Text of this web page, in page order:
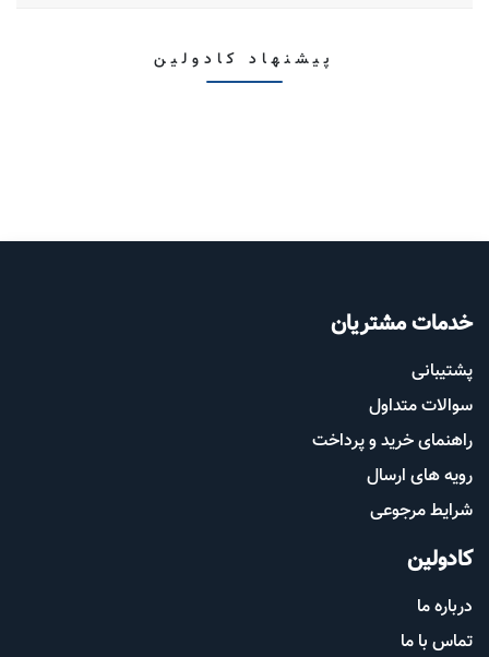
پیشنهاد کادولین
خدمات مشتریان
پشتیب​​انی
سوالات متداول
راهنمای خرید و پرداخت
رویه های ارسال
شرایط مرجوعی
کادولین
درباره ما
تماس با ما